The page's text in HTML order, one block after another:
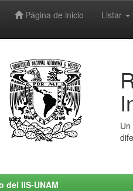
Página de inicio Listar
del IIS-UNAM